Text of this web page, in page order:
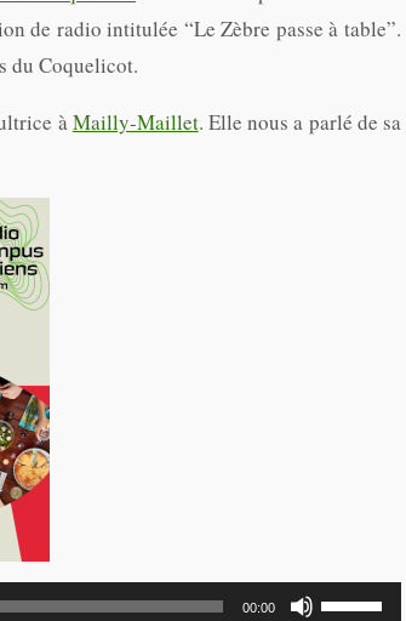
de radio intitulée “Le Zèbre passe à table”.
du Coquelicot.
àMailly-Maillet. Elle nous a parlé de sa
00:00
Utilisez